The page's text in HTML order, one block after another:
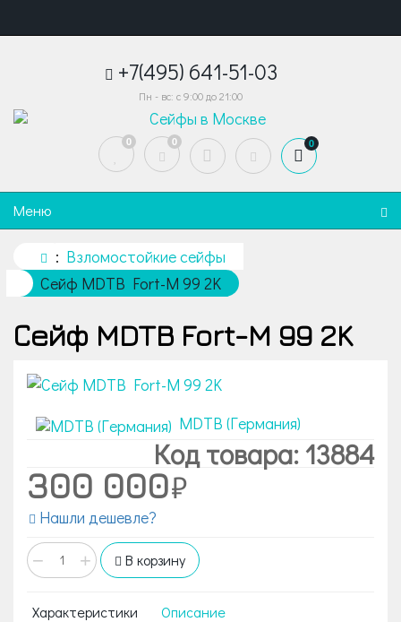
+7(495) 641-51-03
Пн - вс: с 9:00 до 21:00
0 0 0
Меню
Взломостойкие сейфы
Сейф MDTB Fort-M 99 2K
Сейф MDTB Fort-M 99 2K
MDTB (Германия)
Код товара: 13884
300 000
Нашли дешевле?
− + В корзину
Характеристики Описание